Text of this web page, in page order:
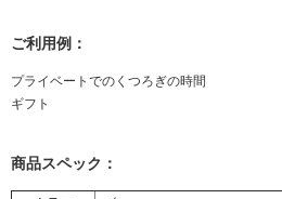
ご利用例：
プライベートでのくつろぎの時間
ギフト
商品スペック：